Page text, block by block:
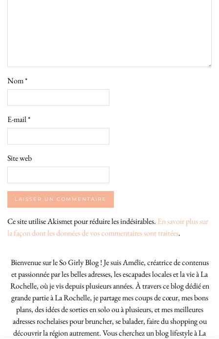
Nom*
E-mail*
Site web
Ce site utilise Akismet pour réduire les indésirables. En savoir plus sur
la façon dont les données de vos commentaires sont traitées.
Bienvenue sur le So Girly Blog ! Je suis Amélie, créatrice de contenus
et passionnée par les belles adresses, les escapades locales et la vie à La
Rochelle, où je vis depuis plusieurs années. À travers ce blog dédié en
grande partie à La Rochelle, je partage mes coups de cœur, mes bons
plans, des idées de sorties en solo ou à plusieurs, et mes meilleures
adresses rochelaises pour bruncher, se balader, faire du shopping ou
découvrir la région autrement. Vous cherchez un blog lifestyle à La